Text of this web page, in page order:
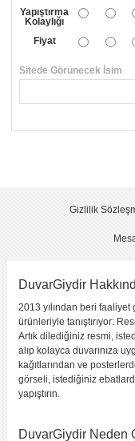
Yapıştırma
Kolaylığı
Fiyat
Sitede Görünecek İsim
Yorumu Gönder
Gizlilik
DuvarGiydir
2013 yılından beri
ürünleriyle tanıştırıyor:
Artık dilediğiniz resmi,
alıp kolayca duvarınıza
kağıtlarından ve
görseli, istediğiniz
yapıştırın.
DuvarGiydir Neden